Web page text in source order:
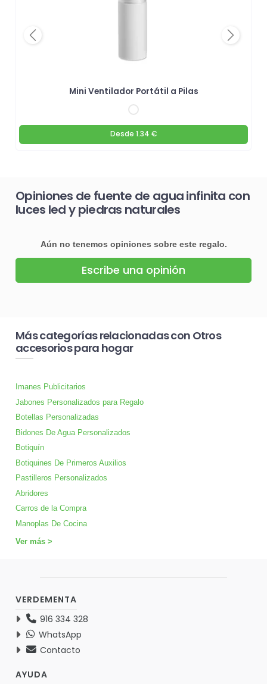
Mini Ventilador Portátil a Pilas
Desde 1.34 €
Previous Next
Opiniones de fuente de agua infinita con
luces led y piedras naturales
Aún no tenemos opiniones sobre este regalo.
Escribe una opinión
Más categorías relacionadas con Otros
accesorios para hogar
Imanes Publicitarios
Jabones Personalizados para Regalo
Botellas Personalizadas
Bidones De Agua Personalizados
Botiquín
Botiquines De Primeros Auxilios
Pastilleros Personalizados
Abridores
Carros de la Compra
Manoplas De Cocina
Ver más >
VERDEMENTA
916 334 328
WhatsApp
Contacto
AYUDA